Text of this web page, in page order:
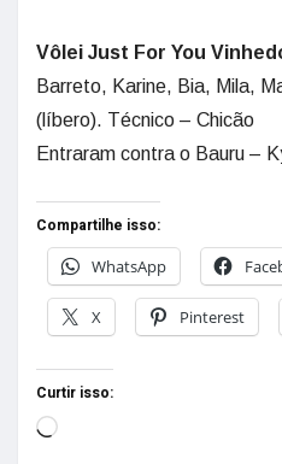
Vôlei Just For You
Barreto, Karine, Bia, Mila,
(líbero). Técnico – Chicão
Entraram contra o Bauru –
Compartilhe isso:
WhatsApp
X Pinterest
Curtir isso: